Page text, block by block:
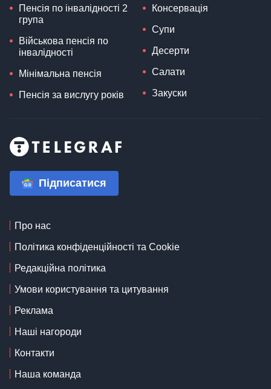
Пенсія по інвалідності 2
група
Військова пенсія по
інвалідності
Мінімальна пенсія
Пенсія за вислугу років
Консервація
Супи
Десерти
Салати
Закуски
Підписатися
Про нас
Політика конфіденційності та Cookie
Редакційна політика
Умови користування та цитування
Реклама
Наші нагороди
Контакти
Наша команда